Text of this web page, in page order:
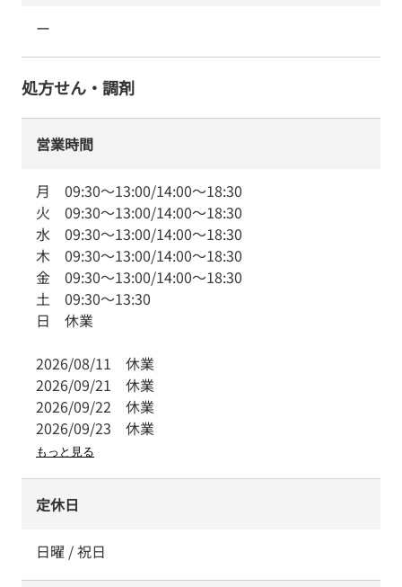
ー
処方せん・調剤
営業時間
月 09:30～13:00/14:00～18:30
火 09:30～13:00/14:00～18:30
水 09:30～13:00/14:00～18:30
木 09:30～13:00/14:00～18:30
金 09:30～13:00/14:00～18:30
土 09:30～13:30
日 休業
2026/08/11 休業
2026/09/21 休業
2026/09/22 休業
2026/09/23 休業
もっと見る
定休日
日曜 / 祝日